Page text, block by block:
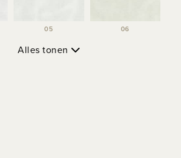
05 06
Alles tonen